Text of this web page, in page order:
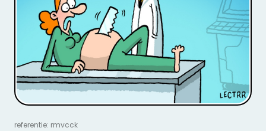
referentie: rmvcck